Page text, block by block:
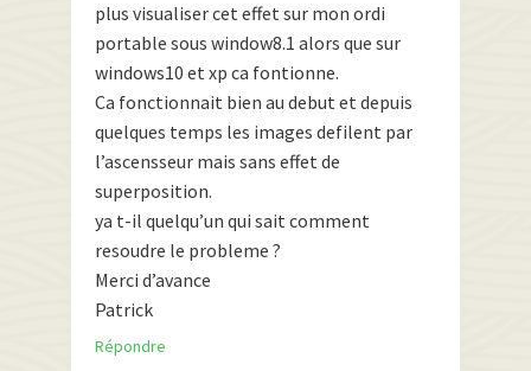
plus visualiser cet effet sur mon ordi
portable sous window8.1 alors que sur
windows10 et xp ca fontionne.
Ca fonctionnait bien au debut et depuis
quelques temps les images defilent par
l’ascensseur mais sans effet de
superposition.
ya t-il quelqu’un qui sait comment
resoudre le probleme ?
Merci d’avance
Patrick
Répondre